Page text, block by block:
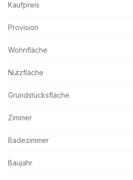
Kaufpreis
Provision
Wohnfläche
Nutzfläche
Grundstücksfläche
Zimmer
Badezimmer
Baujahr